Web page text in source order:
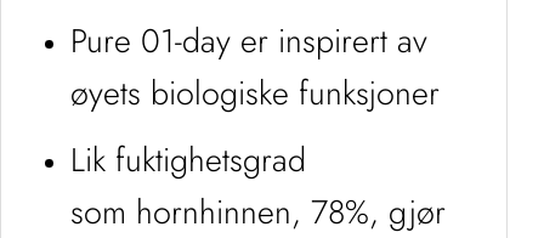
Pure 01-day er inspirert av
øyets biologiske funksjoner
Lik fuktighetsgrad
som hornhinnen, 78%, gjør